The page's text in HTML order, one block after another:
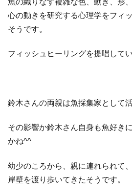
心の動きを研究する心理学をフィ
そうです。
フィッシュヒーリングを提唱して
鈴木さんの両親は魚採集家として
その影響か鈴木さん自身も魚好き
かね^^
幼少のころから、親に連れられて
岸壁を渡り歩いてきたそうです。